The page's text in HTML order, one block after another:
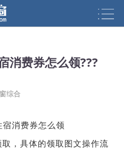
消费券怎么领???
综合
消费券怎么领
，具体的领取图文操作流